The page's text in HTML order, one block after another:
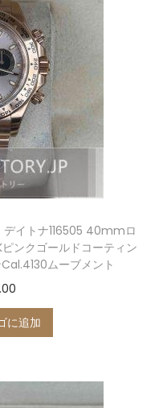
デイトナ116505 40mmロ
ンクゴールドコーティン
ムーブメント
に追加